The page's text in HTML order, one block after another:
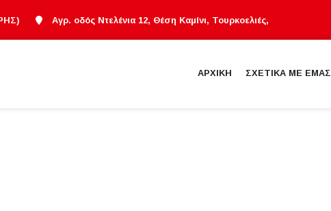
Αγρ. οδός Ντελένια 12, Θέση Καμίνι, Τουρκοελιές,
ΑΡΧΙΚΗ ΣΧΕΤΙΚΑ ΜΕ ΕΜΑΣ